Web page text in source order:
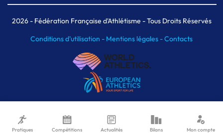
Meeting de Paris indoor
MAIF Ekiden de Paris
2026- Fédération Française d'Athlétisme - Tous Droits Réservés
Conditions d'utilisation - Mentions légales -Contacts
Pratiques Compétitions Actualités Bilans Mon compte